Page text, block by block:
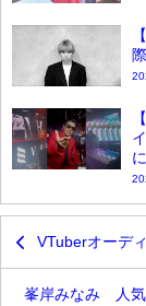
VTuberオーデ
峯岸みなみ 人気